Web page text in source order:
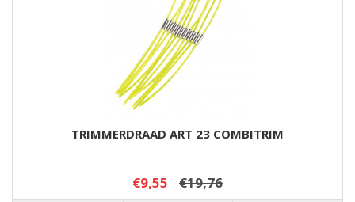
TRIMMERDRAAD ART 23 COMBITRIM
€9,55 €19,76